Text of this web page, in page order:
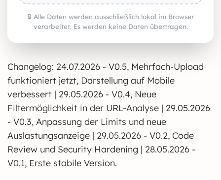
🔒 Alle Daten werden ausschließlich lokal im Browser
verarbeitet. Es werden keine Daten übertragen.
Changelog: 24.07.2026 - V0.5, Mehrfach-Upload
funktioniert jetzt, Darstellung auf Mobile
verbessert | 29.05.2026 - V0.4, Neue
Filtermöglichkeit in der URL-Analyse | 29.05.2026
- V0.3, Anpassung der Limits und neue
Auslastungsanzeige | 29.05.2026 - V0.2, Code
Review und Security Hardening | 28.05.2026 -
V0.1, Erste stabile Version.